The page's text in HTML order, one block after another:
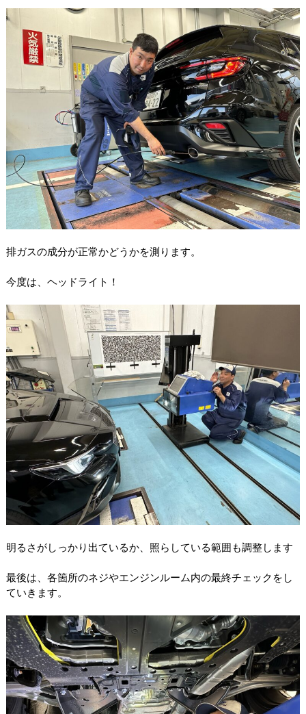
排ガスの成分が正常かどうかを測ります。
今度は、ヘッドライト！
明るさがしっかり出ているか、照らしている範囲も調整します
最後は、各箇所のネジやエンジンルーム内の最終チェックをし
ていきます。